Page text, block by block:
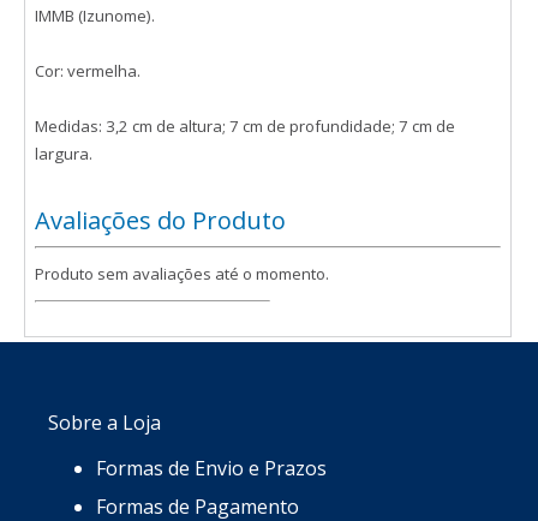
IMMB (Izunome).
Cor: vermelha.
Medidas: 3,2 cm de altura; 7 cm de profundidade; 7 cm de
largura.
Avaliações do Produto
Produto sem avaliações até o momento.
Sobre a Loja
Formas de Envio e Prazos
Formas de Pagamento